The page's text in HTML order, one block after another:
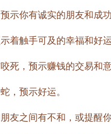
你有诚实的朋友和成功
触手可及的幸福和好运
，预示赚钱的交易和意
预示好运。
之间有不和，或提醒你